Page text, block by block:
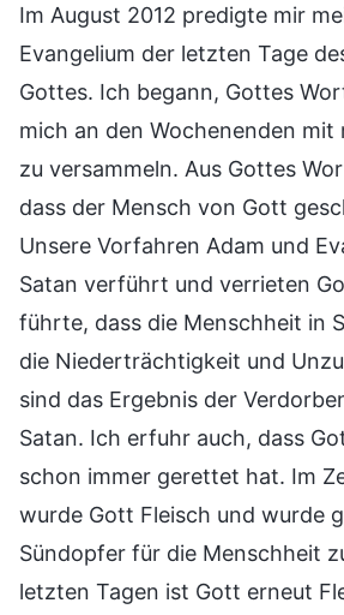
Im August 2012 predigte mir
Evangelium der letzten Tage
Gottes. Ich begann, Gottes
mich an den Wochenenden mit
zu versammeln. Aus Gottes
dass der Mensch von Gott
Unsere Vorfahren Adam und
Satan verführt und verrieten
führte, dass die Menschheit in
die Niederträchtigkeit und
sind das Ergebnis der
Satan. Ich erfuhr auch, dass
schon immer gerettet hat. Im
wurde Gott Fleisch und wurde
Sündopfer für die Menschheit
letzten Tagen ist Gott erneut